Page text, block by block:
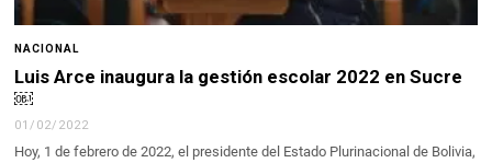
NACIONAL
Luis Arce inaugura la gestión escolar 2022 en Sucre
￼
01/02/2022
Hoy, 1 de febrero de 2022, el presidente del Estado Plurinacional de Bolivia,